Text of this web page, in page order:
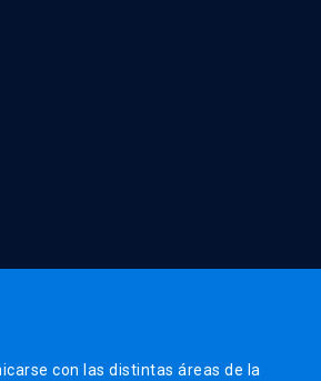
con las distintas áreas de la